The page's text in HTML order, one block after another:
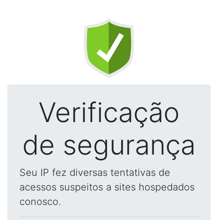
Verificação
de segurança
Seu IP fez diversas tentativas de
acessos suspeitos a sites hospedados
conosco.